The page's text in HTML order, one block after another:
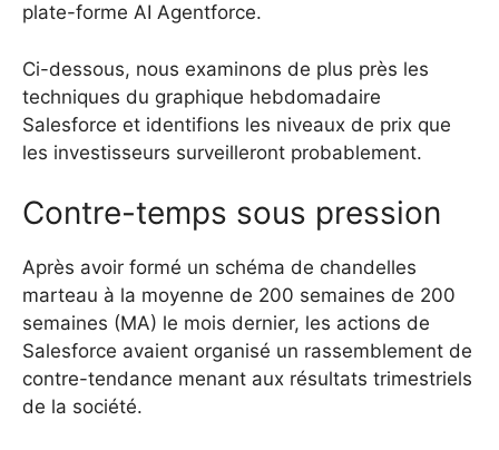
plate-forme AI Agentforce.
Ci-dessous, nous examinons de plus près les
techniques du graphique hebdomadaire
Salesforce et identifions les niveaux de prix que
les investisseurs surveilleront probablement.
Contre-temps sous pression
Après avoir formé un schéma de chandelles
marteau à la moyenne de 200 semaines de 200
semaines (MA) le mois dernier, les actions de
Salesforce avaient organisé un rassemblement de
contre-tendance menant aux résultats trimestriels
de la société.